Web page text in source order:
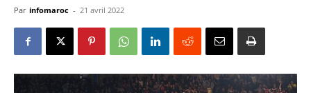
Par infomaroc - 21 avril 2022